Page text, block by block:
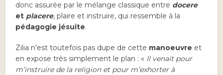
donc assurée par le mélange classique entre docere
et placere, plaire et instruire, qui ressemble à la
pédagogie jésuite.
Zilia n’est toutefois pas dupe de cette manoeuvre et
en expose très simplement le plan : « Il venait pour
m’instruire de la religion et pour m’exhorter à